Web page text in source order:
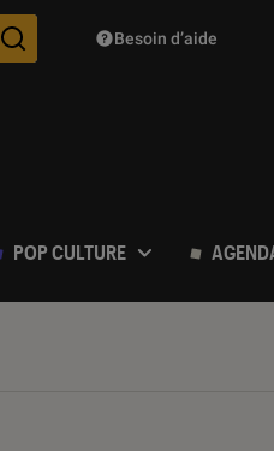
Des suggestions de
Besoin d’aide
POP CULTURE